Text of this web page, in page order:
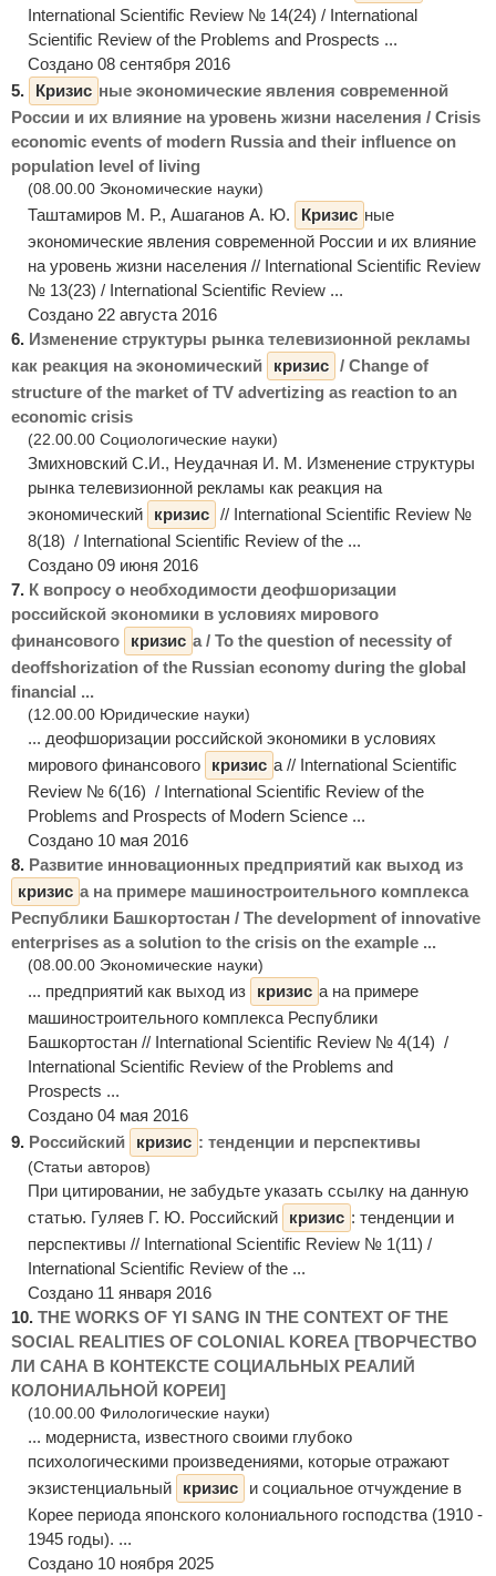
International Scientific Review № 14(24) / International
Scientific Review of the Problems and Prospects ...
Создано 08 сентября 2016
5.
Кризис ные экономические явления современной
России и их влияние на уровень жизни населения / Crisis
economic events of modern Russia and their influence on
population level of living
(08.00.00 Экономические науки)
Таштамиров М. Р., Ашаганов А. Ю. Кризис ные
экономические явления современной России и их влияние
на уровень жизни населения // International Scientific Review
№ 13(23) / International Scientific Review ...
Создано 22 августа 2016
6. Изменение структуры рынка телевизионной рекламы
как реакция на экономический
кризис / Сhange of
structure of the market of TV advertizing as reaction to an
economic crisis
(22.00.00 Социологические науки)
Змихновский С.И., Неудачная И. М. Изменение структуры
рынка телевизионной рекламы как реакция на
экономический
кризис // International Scientific Review №
8(18) / International Scientific Review of the ...
Создано 09 июня 2016
7. К вопросу о необходимости деофшоризации
российской экономики в условиях мирового
финансового
кризис а / To the question of necessity of
deoffshorization of the Russian economy during the global
financial ...
(12.00.00 Юридические науки)
... деофшоризации российской экономики в условиях
мирового финансового
кризис а // International Scientific
Review № 6(16) / International Scientific Review of the
Problems and Prospects of Modern Science ...
Создано 10 мая 2016
8. Развитие инновационных предприятий как выход из
кризис а на примере машиностроительного комплекса
Республики Башкортостан / The development of innovative
enterprises as a solution to the crisis on the example ...
(08.00.00 Экономические науки)
... предприятий как выход из кризис а на примере
машиностроительного комплекса Республики
Башкортостан // International Scientific Review № 4(14) /
International Scientific Review of the Problems and
Prospects ...
Создано 04 мая 2016
9. Российский кризис : тенденции и перспективы
(Статьи авторов)
При цитировании, не забудьте указать ссылку на данную
статью. Гуляев Г. Ю. Российский
кризис : тенденции и
перспективы // International Scientific Review № 1(11) /
International Scientific Review of the ...
Создано 11 января 2016
10. THE WORKS OF YI SANG IN THE CONTEXT OF THE
SOCIAL REALITIES OF COLONIAL KOREA [ТВОРЧЕСТВО
ЛИ САНА В КОНТЕКСТЕ СОЦИАЛЬНЫХ РЕАЛИЙ
КОЛОНИАЛЬНОЙ КОРЕИ]
(10.00.00 Филологические науки)
... модерниста, известного своими глубоко
психологическими произведениями, которые отражают
экзистенциальный
кризис
и социальное отчуждение в
Корее периода японского колониального господства (1910 -
1945 годы). ...
Создано 10 ноября 2025